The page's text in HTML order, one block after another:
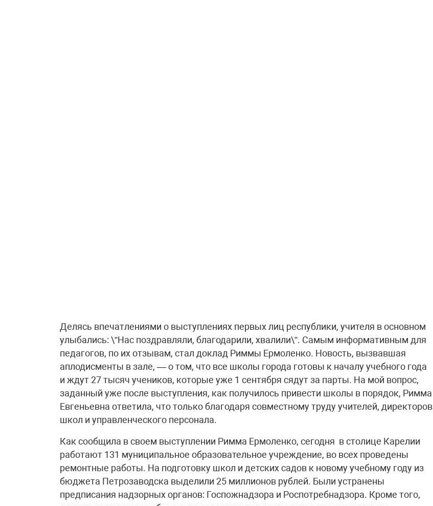
Делясь впечатлениями о выступлениях первых лиц республики, учителя в основном
улыбались: \”Нас поздравляли, благодарили, хвалили\”. Самым информативным для
педагогов, по их отзывам, стал доклад Риммы Ермоленко. Новость, вызвавшая
аплодисменты в зале, — о том, что все школы города готовы к началу учебного года
и ждут 27 тысяч учеников, которые уже 1 сентября сядут за парты. На мой вопрос,
заданный уже после выступления, как получилось привести школы в порядок, Римма
Евгеньевна ответила, что только благодаря совместному труду учителей, директоров
школ и управленческого персонала.
Как сообщила в своем выступлении Римма Ермоленко, сегодня в столице Карелии
работают 131 муниципальное образовательное учреждение, во всех проведены
ремонтные работы. На подготовку школ и детских садов к новому учебному году из
бюджета Петрозаводска выделили 25 миллионов рублей. Были устранены
предписания надзорных органов: Госпожнадзора и Роспотребнадзора. Кроме того,